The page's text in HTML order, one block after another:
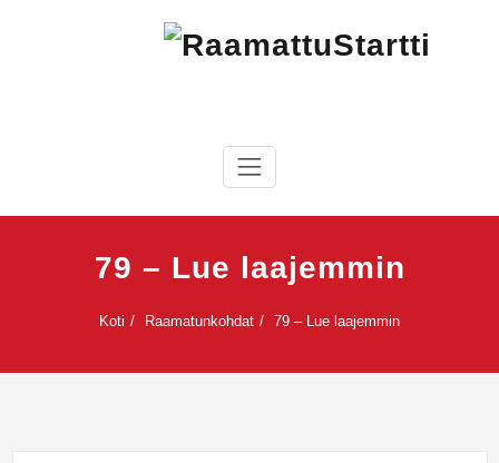
RaamattuStartti
79 – Lue laajemmin
Koti Raamatunkohdat 79 – Lue laajemmin